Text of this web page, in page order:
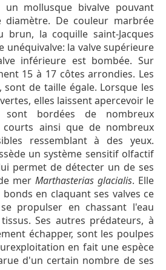
mollusque bivalve pouvant
De couleur marbrée
la coquille saint-Jacques
unéquivalve: la valve supérieure
inférieure est bombée. Sur
15 à 17 côtes arrondies. Les
sont de taille égale. Lorsque les
elles laissent apercevoir le
bordées de nombreux
courts ainsi que de nombreux
ressemblant à des yeux.
un système sensitif olfactif
permet de détecter un de ses
mer Marthasterias glacialis. Elle
en claquant ses valves ce
propulser en chassant l'eau
Ses autres prédateurs, à
échapper, sont les poulpes
en fait une espèce
d'un certain nombre de ses